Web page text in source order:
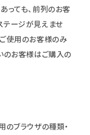
っても、前列のお客
ージが見えませ
使用のお客様のみ
のお客様はご購入の
のブラウザの種類・